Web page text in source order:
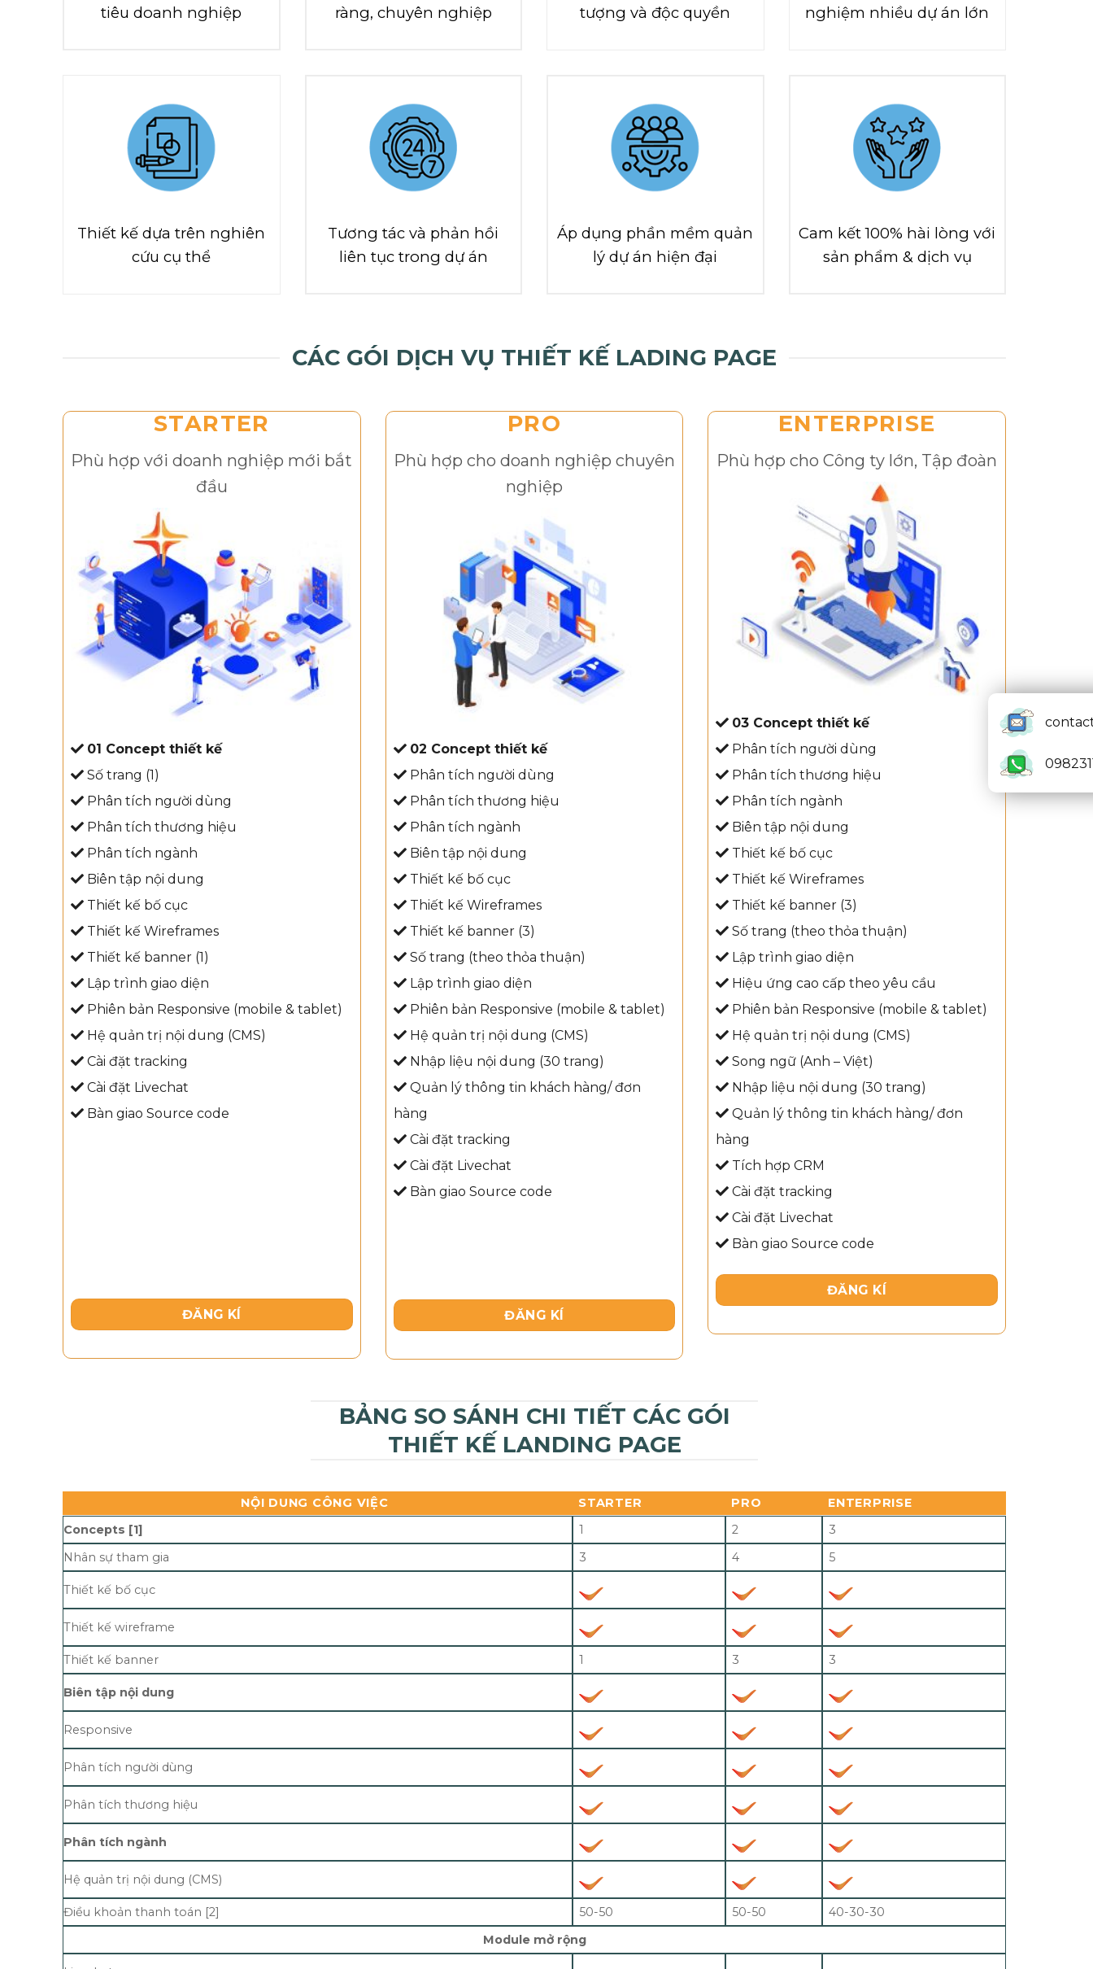
tiêu doanh nghiệp
ràng, chuyên nghiệp
tượng và độc quyền
nghiệm nhiều dự án lớn
Thiết kế dựa trên nghiên
cứu cụ thể
Tương tác và phản hồi
liên tục trong dự án
Áp dụng phần mềm quản
lý dự án hiện đại
Cam kết 100% hài lòng với
sản phẩm & dịch vụ
CÁC GÓI DỊCH VỤ THIẾT KẾ LADING PAGE
STARTER
Phù hợp với doanh nghiệp mới bắt
đầu
01 Concept thiết kế
Số trang (1)
Phân tích người dùng
Phân tích thương hiệu
Phân tích ngành
Biên tập nội dung
Thiết kế bố cục
Thiết kế Wireframes
Thiết kế banner (1)
Lập trình giao diện
Phiên bản Responsive (mobile & tablet)
Hệ quản trị nội dung (CMS)
Cài đặt tracking
Cài đặt Livechat
Bàn giao Source code
ĐĂNG KÍ
PRO
Phù hợp cho doanh nghiệp chuyên
nghiệp
02 Concept thiết kế
Phân tích người dùng
Phân tích thương hiệu
Phân tích ngành
Biên tập nội dung
Thiết kế bố cục
Thiết kế Wireframes
Thiết kế banner (3)
Số trang (theo thỏa thuận)
Lập trình giao diện
Phiên bản Responsive (mobile & tablet)
Hệ quản trị nội dung (CMS)
Nhập liệu nội dung (30 trang)
Quản lý thông tin khách hàng/ đơn
hàng
Cài đặt tracking
Cài đặt Livechat
Bàn giao Source code
ĐĂNG KÍ
ENTERPRISE
Phù hợp cho Công ty lớn, Tập đoàn
03 Concept thiết kế
Phân tích người dùng
Phân tích thương hiệu
Phân tích ngành
Biên tập nội dung
Thiết kế bố cục
Thiết kế Wireframes
Thiết kế banner (3)
Số trang (theo thỏa thuận)
Lập trình giao diện
Hiệu ứng cao cấp theo yêu cầu
Phiên bản Responsive (mobile & tablet)
Hệ quản trị nội dung (CMS)
Song ngữ (Anh – Việt)
Nhập liệu nội dung (30 trang)
Quản lý thông tin khách hàng/ đơn
hàng
Tích hợp CRM
Cài đặt tracking
Cài đặt Livechat
Bàn giao Source code
ĐĂNG KÍ
BẢNG SO SÁNH CHI TIẾT CÁC GÓI
THIẾT KẾ LANDING PAGE
NỘI DUNG CÔNG VIỆC STARTER PRO
ENTERPRISE
Concepts [1]
1 2
3
Nhân sự tham gia
3 4 5
Thiết kế bố cục
Thiết kế wireframe
Thiết kế banner 1 3 3
Biên tập nội dung
Responsive
Phân tích người dùng
Phân tích thương hiệu
Phân tích ngành
Hệ quản trị nội dung (CMS)
Điều khoản thanh toán [2] 50-50 50-50
40-30-30
Module mở rộng